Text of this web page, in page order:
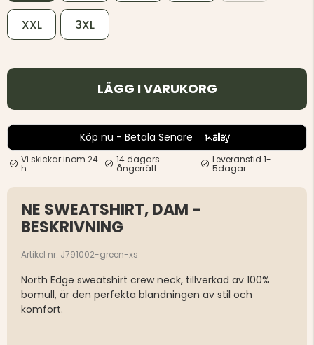
XXL 3XL
LÄGG I VARUKORG
Köp nu - Betala Senare
Vi skickar inom 24
h
14 dagars
ångerrätt
Leveranstid 1-
5dagar
NE SWEATSHIRT, DAM -
BESKRIVNING
Artikel nr. J791002-green-xs
North Edge sweatshirt crew neck, tillverkad av 100%
bomull, är den perfekta blandningen av stil och
komfort.